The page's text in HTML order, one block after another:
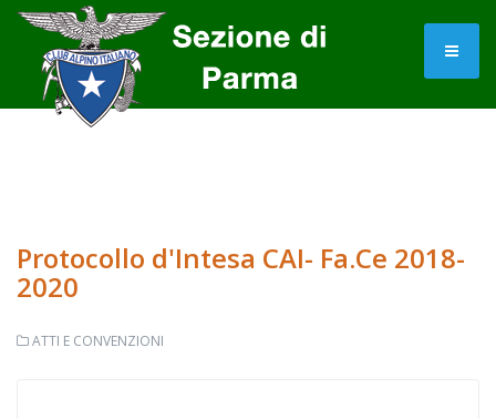
Protocollo d'Intesa CAI- Fa.Ce 2018-
2020
ATTI E CONVENZIONI